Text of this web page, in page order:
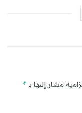
مشار إليها بـ *